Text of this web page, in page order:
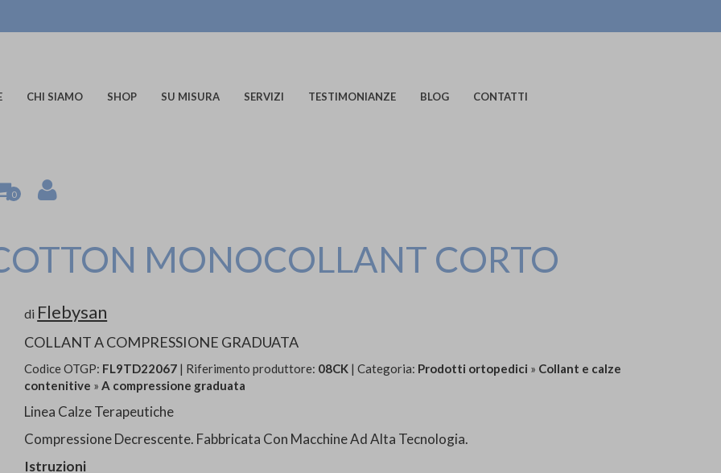
CHI SIAMO SHOP SU MISURA SERVIZI TESTIMONIANZE BLOG CONTATTI
0
MONOCOLLANT CORTO
di Flebysan
COLLANT A COMPRESSIONE GRADUATA
Codice OTGP: FL9TD22067 | Riferimento produttore: 08CK | Categoria: Prodotti ortopedici » Collant e calze
contenitive »A compressione graduata
Linea Calze Terapeutiche
Compressione Decrescente. Fabbricata Con Macchine Ad Alta Tecnologia.
Istruzioni